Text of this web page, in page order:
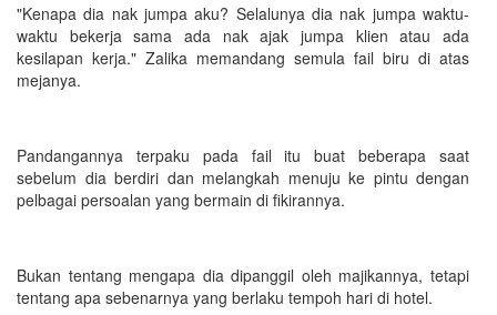
"Kenapa dia nak jumpa aku? Selalunya dia nak jumpa waktu-
waktu bekerja sama ada nak ajak jumpa klien atau ada
kesilapan kerja." Zalika memandang semula fail biru di atas
mejanya.
Pandangannya terpaku pada fail itu buat beberapa saat
sebelum dia berdiri dan melangkah menuju ke pintu dengan
pelbagai persoalan yang bermain di fikirannya.
Bukan tentang mengapa dia dipanggil oleh majikannya, tetapi
tentang apa sebenarnya yang berlaku tempoh hari di hotel.